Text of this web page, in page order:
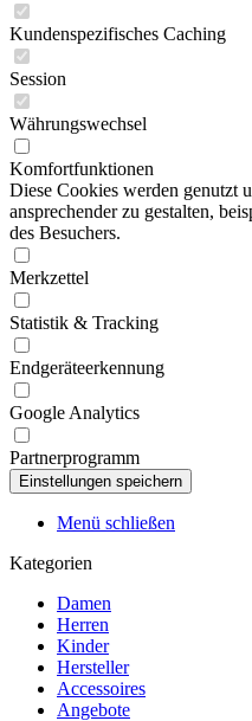
Kundenspezifisches Caching
Session
Währungswechsel
Komfortfunktionen
Diese Cookies werden genutzt
ansprechender zu gestalten,
des Besuchers.
Merkzettel
Statistik & Tracking
Endgeräteerkennung
Google Analytics
Partnerprogramm
Menü schließen
Kategorien
Damen
Herren
Kinder
Hersteller
Accessoires
Angebote